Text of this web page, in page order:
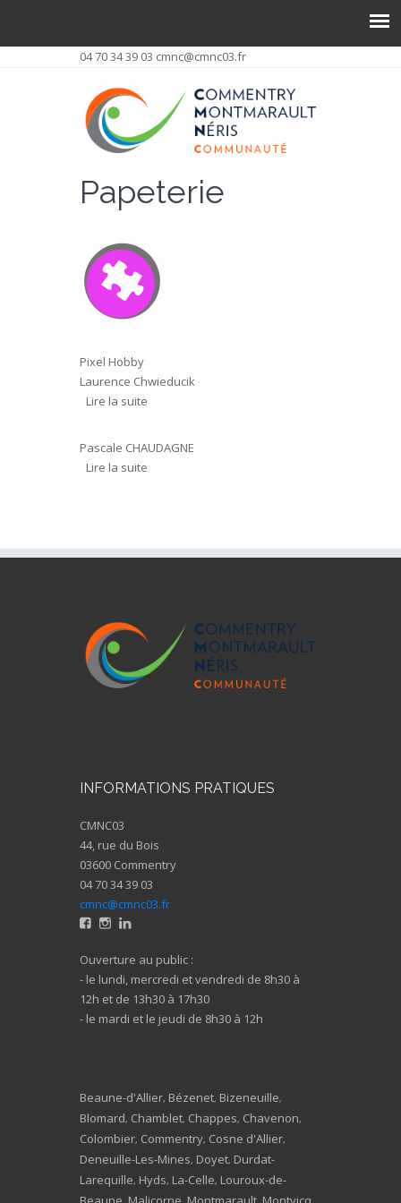
04 70 34 39 03 cmnc@cmnc03.fr
Papeterie
Pixel Hobby
Laurence Chwieducik
Lire la suite
Pascale CHAUDAGNE
Lire la suite
INFORMATIONS PRATIQUES
CMNC03
44, rue du Bois
03600 Commentry
04 70 34 39 03
cmnc@cmnc03.fr
Ouverture au public :
- le lundi, mercredi et vendredi de 8h30 à
12h et de 13h30 à 17h30
- le mardi et le jeudi de 8h30 à 12h
Beaune-d'Allier, Bézenet, Bizeneuille,
Blomard, Chamblet, Chappes, Chavenon,
Colombier, Commentry, Cosne d'Allier,
Deneuille-Les-Mines, Doyet, Durdat-
Larequille, Hyds, La-Celle, Louroux-de-